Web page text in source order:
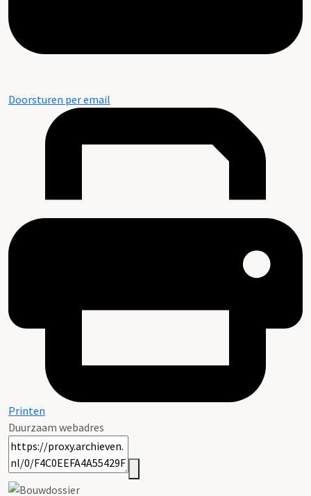
Doorsturen per email
Printen
Duurzaam webadres